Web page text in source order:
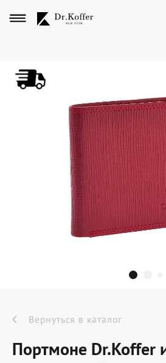
Дорожная
Мужская
Женская
Подарки и
Подарочные карты
Dr.Koffer Outlet
Новинки
Акции
Вернуться в каталог
Портмоне Dr.Koffer